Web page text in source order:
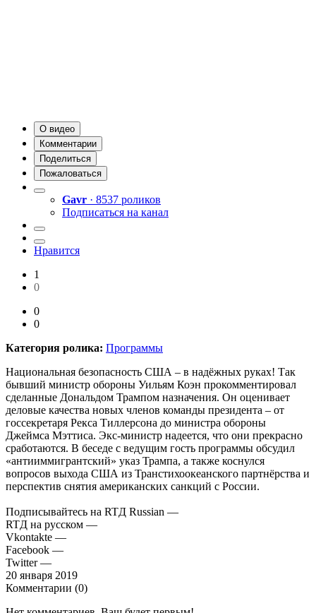
О видео
Комментарии
Поделиться
Пожаловаться
Gavr · 8537 роликов
Подписаться на канал
Нравится
1
0
0
0
Категория ролика: Программы
Национальная безопасность США – в надёжных руках! Так
бывший министр обороны Уильям Коэн прокомментировал
сделанные Дональдом Трампом назначения. Он оценивает
деловые качества новых членов команды президента – от
госсекретаря Рекса Тиллерсона до министра обороны
Джеймса Мэттиса. Экс-министр надеется, что они прекрасно
сработаются. В беседе с ведущим гость программы обсудил
«антииммигрантский» указ Трампа, а также коснулся
вопросов выхода США из Транстихоокеанского партнёрства и
перспектив снятия американских санкций с России.
Подписывайтесь на RTД Russian —
RTД на русском —
Vkontakte —
Facebook —
Twitter —
20 января 2019
Комментарии (0)